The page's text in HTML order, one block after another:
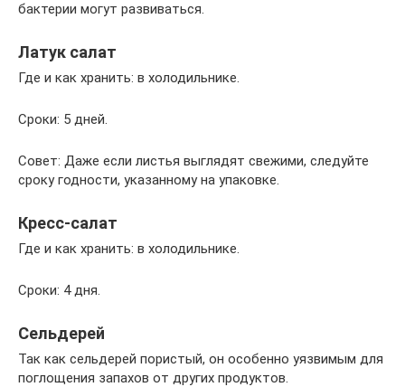
бактерии могут развиваться.
Латук салат
Где и как хранить: в холодильнике.
Сроки: 5 дней.
Совет: Даже если листья выглядят свежими, следуйте
сроку годности, указанному на упаковке.
Кресс-салат
Где и как хранить: в холодильнике.
Сроки: 4 дня.
Сельдерей
Так как сельдерей пористый, он особенно уязвимым для
поглощения запахов от других продуктов.